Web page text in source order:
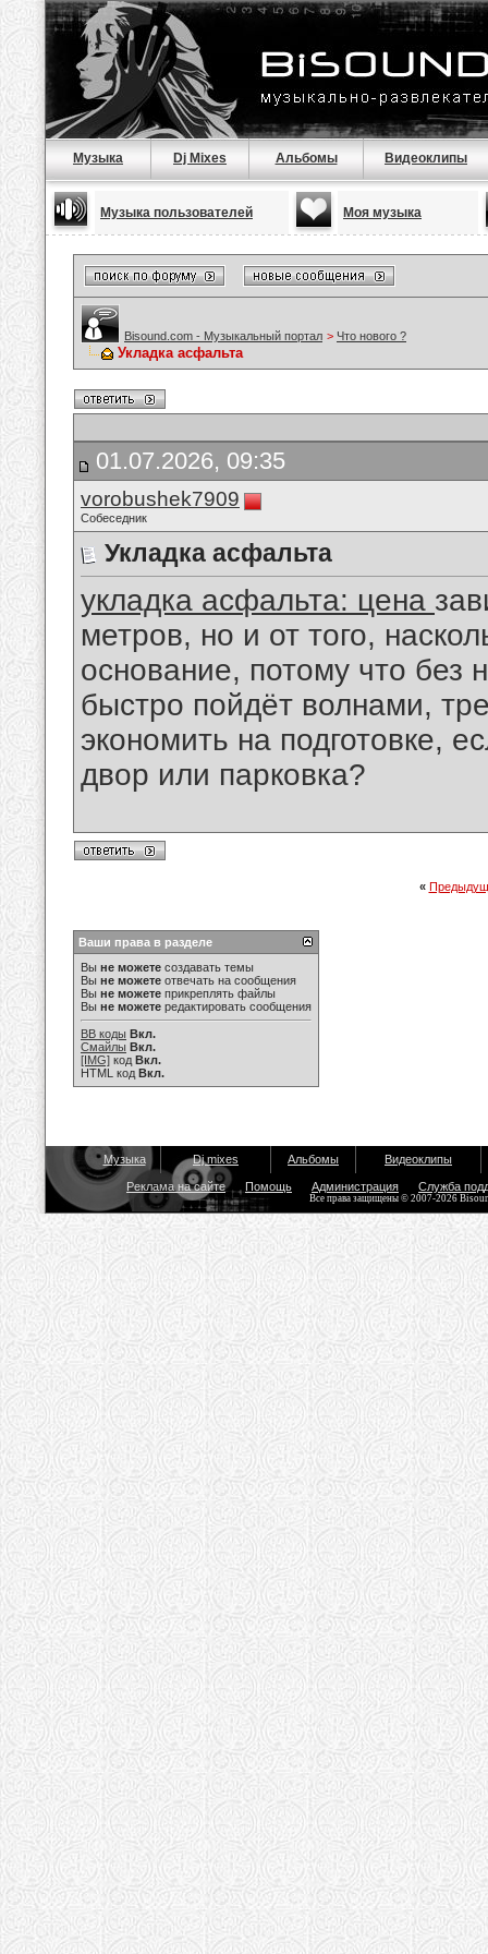
Музыка Dj Mixes Альбомы Видеоклипы
Музыка пользователей Моя музыка
Bisound.com - Музыкальный портал > Что нового ?
Укладка асфальта
01.07.2026, 09:35
vorobushek7909
Собеседник
Укладка асфальта
укладка асфальта: цена
метров, но и от того,
основание, потому что без
быстро пойдёт волнами,
экономить на подготовке,
двор или парковка?
«
Ваши права в разделе
Вы не можете создавать темы
Вы не можете отвечать на сообщения
Вы не можете прикреплять файлы
Вы не можете редактировать сообщения
BB коды Вкл.
Смайлы Вкл.
[IMG] код Вкл.
HTML код Вкл.
Музыка Dj mixes Альбомы Видеоклипы
Реклама на сайте Помощь Администрация Служба
Все права защищены © 2007-2026